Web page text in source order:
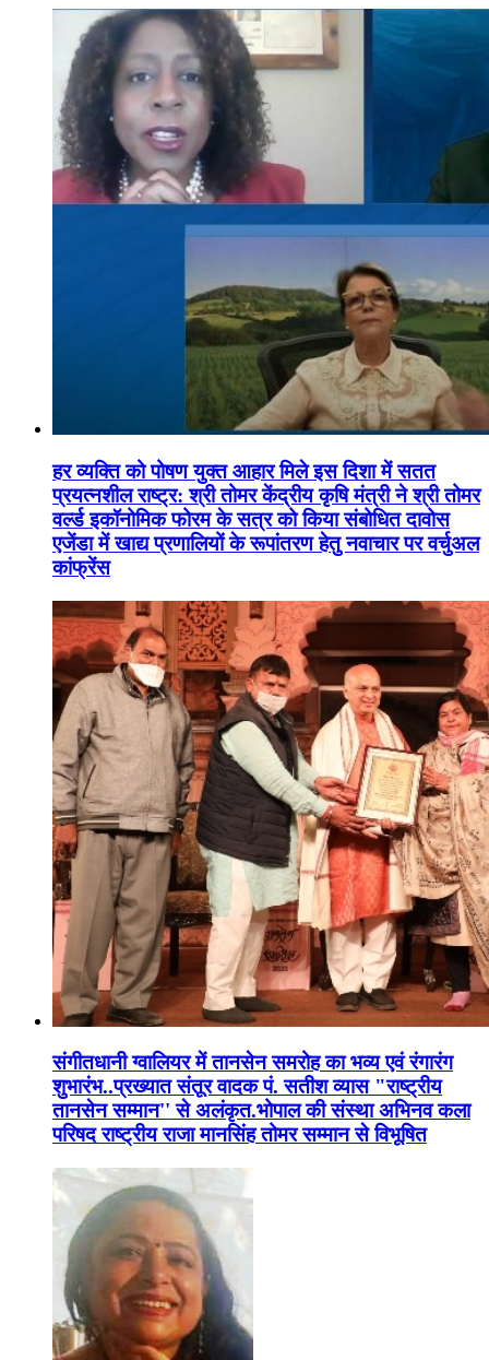
हर व्यक्ति को पोषण युक्त आहार मिले इस दिशा में सतत
प्रयत्नशील राष्ट्र: श्री तोमर केंद्रीय कृषि मंत्री ने श्री तोमर
वर्ल्ड इकॉनोमिक फोरम के सत्र को किया संबोधित दावोस
एजेंडा में खाद्य प्रणालियों के रूपांतरण हेतु नवाचार पर वर्चुअल
कांफ्रेंस
संगीतधानी ग्वालियर में तानसेन समरोह का भव्य एवं रंगारंग
शुभारंभ..प्रख्यात संतूर वादक पं. सतीश व्यास "राष्ट्रीय
तानसेन सम्मान'' से अलंकृत.भोपाल की संस्था अभिनव कला
परिषद राष्ट्रीय राजा मानसिंह तोमर सम्मान से विभूषित